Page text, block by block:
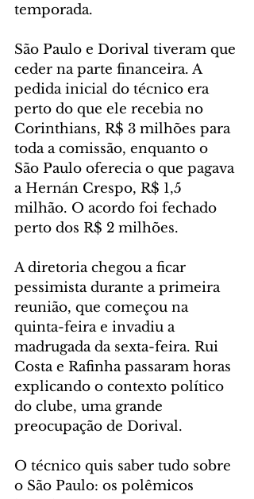
temporada.
São Paulo e Dorival tiveram que
ceder na parte financeira. A
pedida inicial do técnico era
perto do que ele recebia no
Corinthians, R$ 3 milhões para
toda a comissão, enquanto o
São Paulo oferecia o que pagava
a Hernán Crespo, R$ 1,5
milhão. O acordo foi fechado
perto dos R$ 2 milhões.
A diretoria chegou a ficar
pessimista durante a primeira
reunião, que começou na
quinta-feira e invadiu a
madrugada da sexta-feira. Rui
Costa e Rafinha passaram horas
explicando o contexto político
do clube, uma grande
preocupação de Dorival.
O técnico quis saber tudo sobre
o São Paulo: os polêmicos